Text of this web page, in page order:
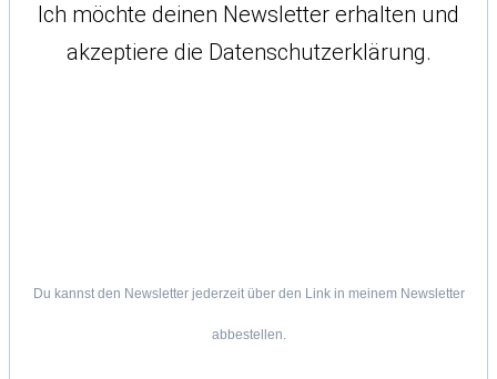
Ich möchte deinen Newsletter erhalten und
akzeptiere die Datenschutzerklärung.
Du kannst den Newsletter jederzeit über den Link in meinem Newsletter
abbestellen.